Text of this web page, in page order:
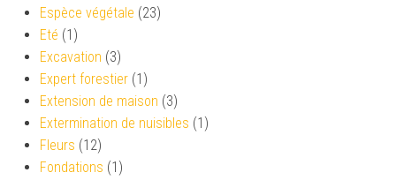
Espèce végétale (23)
Eté (1)
Excavation (3)
Expert forestier (1)
Extension de maison (3)
Extermination de nuisibles (1)
Fleurs (12)
Fondations (1)